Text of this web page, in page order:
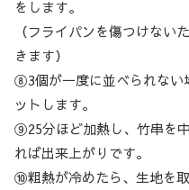
をします。
（フライパンを傷つけない
きます）
⑧3個が一度に並べられない
ットします。
⑨25分ほど加熱し、竹串を
れば出来上がりです。
⑩粗熱が冷めたら、生地を